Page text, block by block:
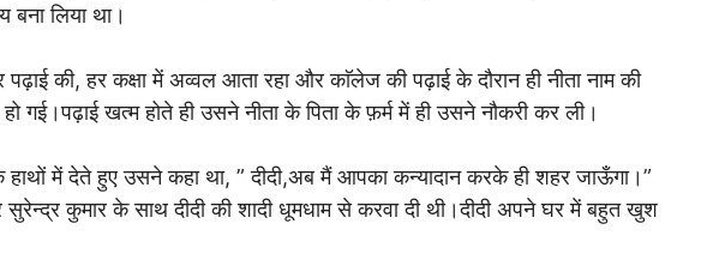
बना लिया था।
हर कक्षा में अव्वल आता रहा और काॅलेज की पढ़ाई के दौरान ही नीता नाम की
गई।पढ़ाई खत्म होते ही उसने नीता के पिता के फ़र्म में ही उसने नौकरी कर ली।
हाथों में देते हुए उसने कहा था, ” दीदी,अब मैं आपका कन्यादान करके ही शहर जाऊँगा।”
कुमार के साथ दीदी की शादी धूमधाम से करवा दी थी।दीदी अपने घर में बहुत खुश